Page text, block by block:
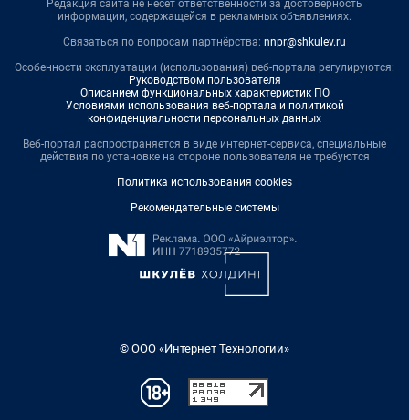
Редакция сайта не несет ответственности за достоверность
информации, содержащейся в рекламных объявлениях.
Связаться по вопросам партнёрства: nnpr@shkulev.ru
Особенности эксплуатации (использования) веб-портала регулируются:
Руководством пользователя
Описанием функциональных характеристик ПО
Условиями использования веб-портала и политикой
конфиденциальности персональных данных
Веб-портал распространяется в виде интернет-сервиса, специальные
действия по установке на стороне пользователя не требуются
Политика использования cookies
Рекомендательные системы
© ООО «Интернет Технологии»